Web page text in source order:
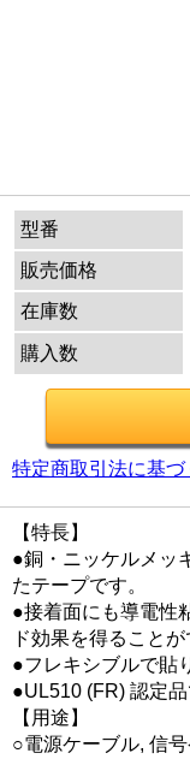
型番
販売価格
在庫数
購入数
特定商取引法に基
【特長】
●銅・ニッケルメッ
たテープです。
●接着面にも導電性
ド効果を得ることが
●フレキシブルで貼
●UL510 (FR) 認定品
【用途】
○電源ケーブル, 信